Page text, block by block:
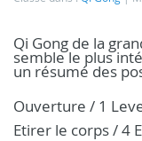
Qi Gong de la
semble le plus
un résumé des
Ouverture / 1
Etirer le corps / 4